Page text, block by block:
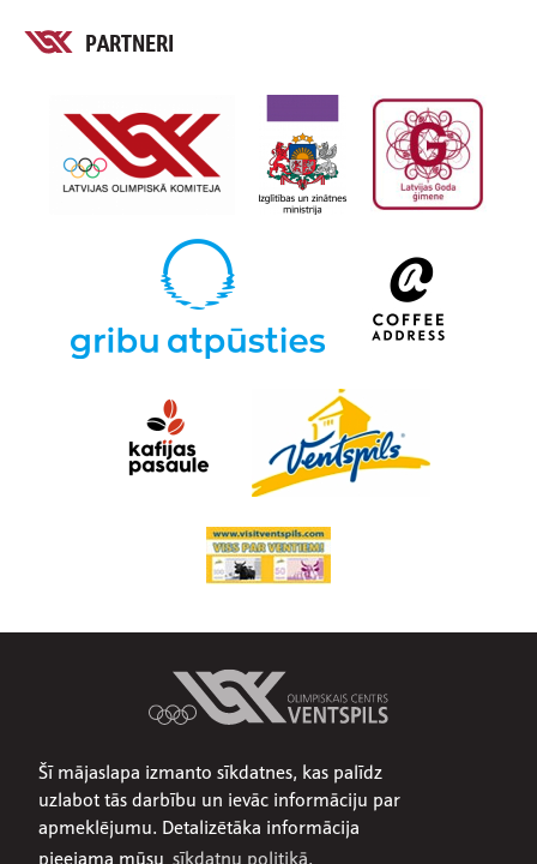
Šī mājaslapa izmanto sīkdatnes, kas palīdz
uzlabot tās darbību un ievāc informāciju par
apmeklējumu. Detalizētāka informācija
pieejama mūsu sīkdatņu politikā.
PARTNERI
Par mums
Publiskojamā informācija
Iepirkumi